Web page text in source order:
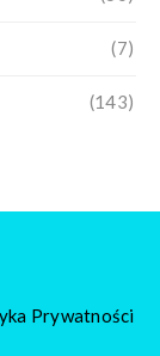
(7)
(143)
Prywatności